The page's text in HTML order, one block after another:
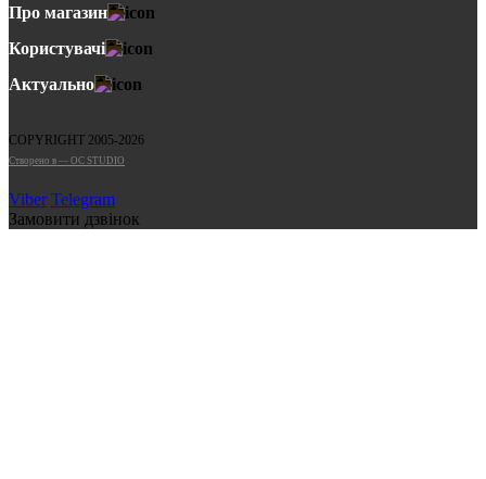
Про магазин
Користувачі
Актуально
COPYRIGHT 2005-2026
Cтворено в — OC STUDIO
Viber Telegram
Замовити дзвінок